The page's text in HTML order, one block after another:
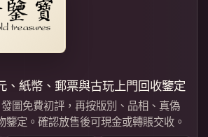
、紙幣、郵票與古玩上門回收鑒定
圖免費初評，再按版別、品相、真偽
鑒定。確認放售後可現金或轉賬交收。